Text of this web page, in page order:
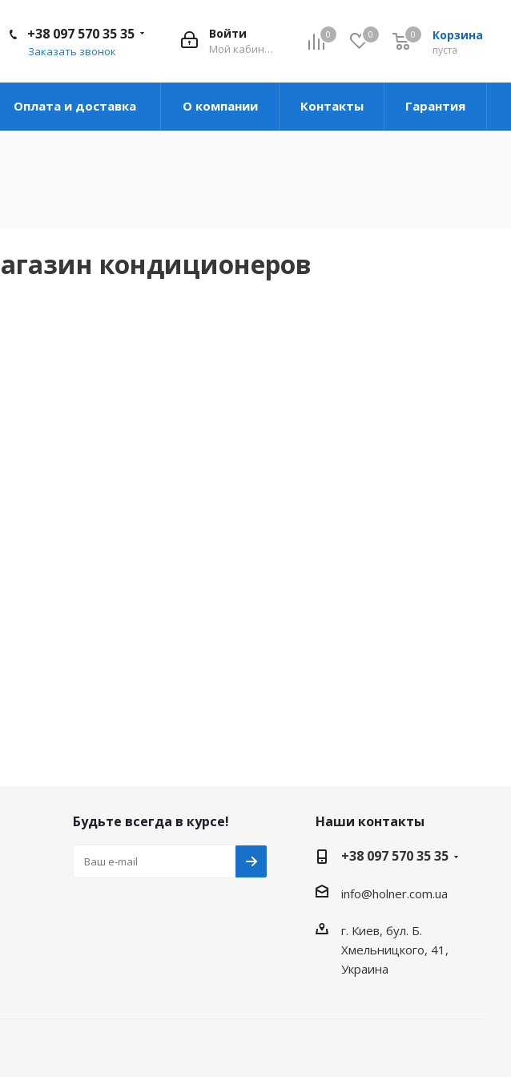
0 0 Корзина
пуста
0
Войти
Мой кабинет
+38 097 570 35 35
Заказать звонок
Оплата и доставка О компании Контакты Гарантия
кондиционеров
Будьте всегда в курсе!
Наши контакты
+38 097 570 35 35
info@holner.com.ua
г. Киев, бул. Б.
Хмельницкого, 41,
Украина